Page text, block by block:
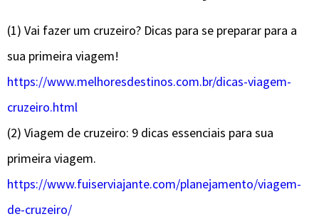
(1) Vai fazer um cruzeiro? Dicas para se preparar para a
sua primeira viagem!
https://www.melhoresdestinos.com.br/dicas-viagem-
cruzeiro.html
(2) Viagem de cruzeiro: 9 dicas essenciais para sua
primeira viagem.
https://www.fuiserviajante.com/planejamento/viagem-
de-cruzeiro/